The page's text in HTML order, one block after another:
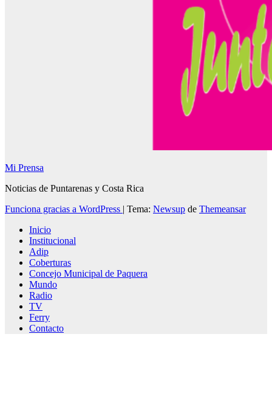
Mi Prensa
Noticias de Puntarenas y Costa Rica
Funciona gracias a WordPress | Tema: Newsup de Themeansar
Inicio
Institucional
Adip
Coberturas
Concejo Municipal de Paquera
Mundo
Radio
TV
Ferry
Contacto